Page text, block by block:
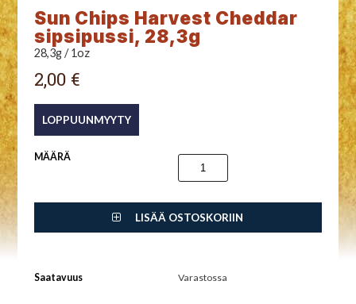
Sun Chips Harvest Cheddar
sipsipussi, 28,3g
28,3g / 1oz
2,00 €
MÄÄRÄ
LISÄÄ OSTOSKORIIN
Saatavuus Varastossa